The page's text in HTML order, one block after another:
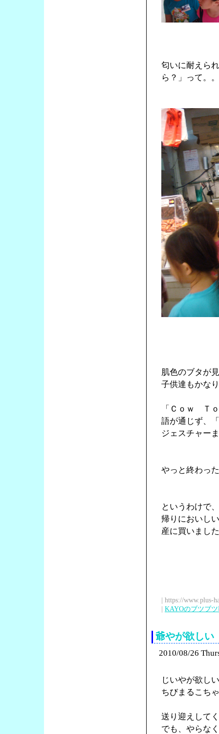
匂いに耐えら
ら？」って。
肌色のブタが
子供達もかな
「Ｃｏｗ Ｔ
語が通じず、
ジェスチャー
やっと終わっ
というわけで
帰りにおいし
産に買いまし
| https://www.plus-
| KAYOのブツブ
爺やが欲しい
2010/08/26
じいやが欲し
ちびまるこち
送り迎えして
でも、やらな